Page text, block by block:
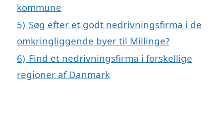
kommune
5) Søg efter et godt nedrivningsfirma i de
omkringliggende byer til Millinge?
6) Find et nedrivningsfirma i forskellige
regioner af Danmark